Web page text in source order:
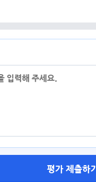
평가 제출하기